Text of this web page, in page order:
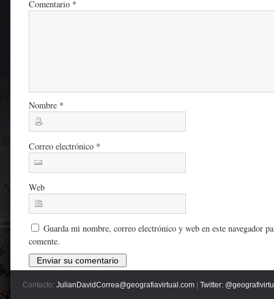
Comentario *
Nombre *
Correo electrónico *
Web
Guarda mi nombre, correo electrónico y web en este navegador
comente.
Contacto: JulianDavidCorrea@geografiavirtual.com Twitter: